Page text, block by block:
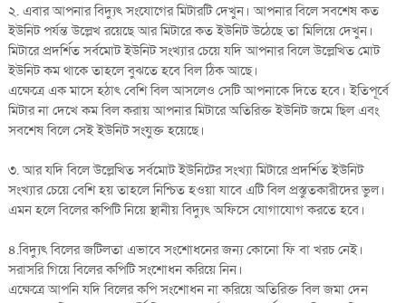
২. এবার আপনার বিদ্যুৎ সংযোগের মিটারটি দেখুন। আপনার বিলে সবশেষ কত
ইউনিট পর্যন্ত উল্লেখ রয়েছে আর মিটারে কত ইউনিট উঠেছে তা মিলিয়ে দেখুন।
মিটারে প্রদর্শিত সর্বমোট ইউনিট সংখ্যার চেয়ে যদি আপনার বিলে উল্লেখিত মোট
ইউনিট কম থাকে তাহলে বুঝতে হবে বিল ঠিক আছে।
এক্ষেত্রে এক মাসে হঠাৎ বেশি বিল আসলেও সেটি আপনাকে দিতে হবে। ইতিপূর্বে
মিটার না দেখে কম বিল করায় আপনার মিটারে অতিরিক্ত ইউনিট জমে ছিল এবং
সবশেষ বিলে সেই ইউনিট সংযুক্ত হয়েছে।
৩. আর যদি বিলে উল্লেখিত সর্বমোট ইউনিটের সংখ্যা মিটারে প্রদর্শিত ইউনিট
সংখ্যার চেয়ে বেশি হয় তাহলে নিশ্চিত হওয়া যাবে এটি বিল প্রস্তুতকারীদের ভুল।
এমন হলে বিলের কপিটি নিয়ে স্থানীয় বিদ্যুৎ অফিসে যোগাযোগ করতে হবে।
৪.বিদ্যুৎ বিলের জটিলতা এভাবে সংশোধনের জন্য কোনো ফি বা খরচ নেই।
সরাসরি গিয়ে বিলের কপিটি সংশোধন করিয়ে নিন।
এক্ষেত্রে আপনি যদি বিলের কপি সংশোধন না করিয়ে অতিরিক্ত বিল জমা দেন